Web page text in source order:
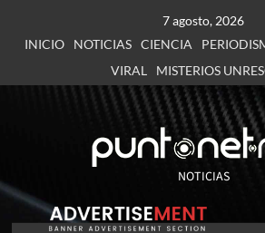
7 agosto, 2026
INICIO
NOTICIAS CIENCIA
VIRAL
MISTERIOS
NOTICIAS